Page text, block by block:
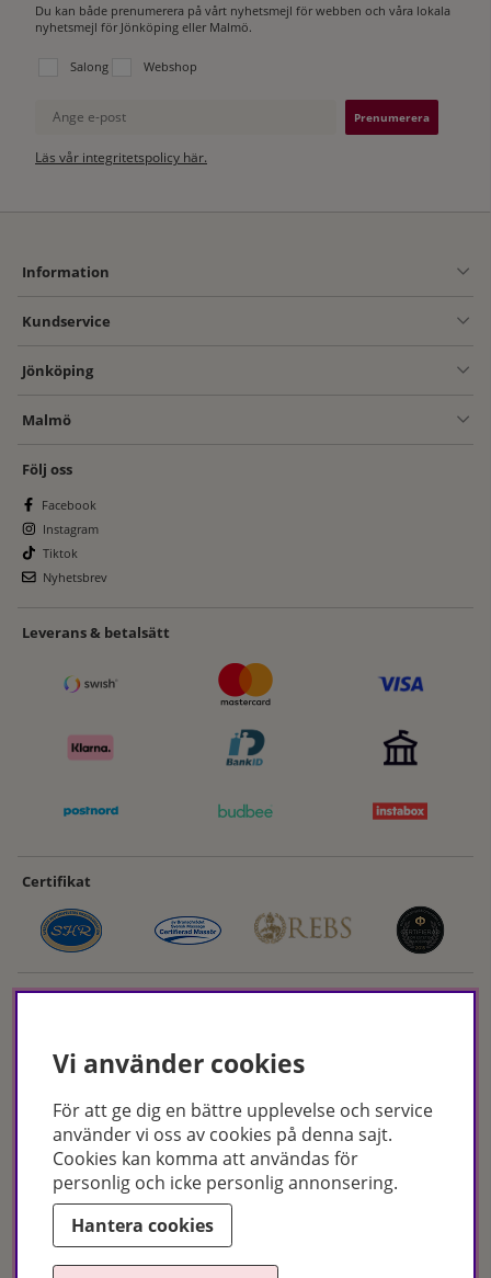
Du kan både prenumerera på vårt nyhetsmejl för webben och våra lokala
nyhetsmejl för Jönköping eller Malmö.
Välj vilken lista du vill prenumerera på:
Salong Webshop
Ange e-post
Läs vår integritetspolicy här.
Information
Kundservice
Jönköping
Malmö
Följ oss
Facebook
Instagram
Tiktok
Nyhetsbrev
Leverans & betalsätt
Certifikat
Hudoteket erbjuder ett noga utvalt sortiment inom hudvård, hårvård och
makeup – både online och i butik. Med över 50 års erfarenhet och
utbildade hudterapeuter hjälper vi dig att hitta rätt produkter och
behandlingar för just dina behov. Handla enkelt på hudoteket.se eller
besök oss i Jönköping och Malmö.
Copyright © Hudoteket 2025
Vi använder cookies
För att ge dig en bättre upplevelse och service
använder vi oss av cookies på denna sajt.
Cookies kan komma att användas för
personlig och icke personlig annonsering.
Hantera cookies